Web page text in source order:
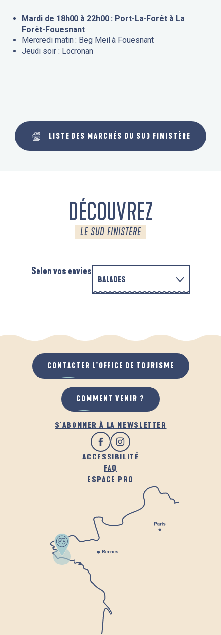
Mardi de 18h00 à 22h00 : Port-La-Forêt à La
Forêt-Fouesnant
Mercredi matin : Beg Meil à Fouesnant
Jeudi soir : Locronan
LISTE DES MARCHÉS DU SUD FINISTÈRE
DÉCOUVREZ
LE SUD FINISTÈRE
Selon vos envies
BALADES
QUAND IL PLEUT
AU GRAND AIR
S'ABONNER À LA NEWSLETTER
ACCESSIBILITÉ
FAQ
ESPACE PRO
CONTACTER L'OFFICE DE TOURISME
COMMENT VENIR ?